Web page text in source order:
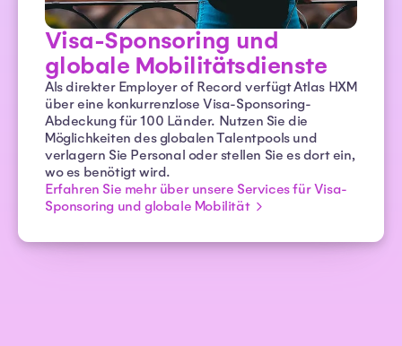
Visa-Sponsoring und
globale Mobilitätsdienste
Als direkter Employer of Record verfügt Atlas HXM
über eine konkurrenzlose Visa-Sponsoring-
Abdeckung für 100 Länder. Nutzen Sie die
Möglichkeiten des globalen Talentpools und
verlagern Sie Personal oder stellen Sie es dort ein,
wo es benötigt wird.
Erfahren Sie mehr über unsere Services für Visa-
Sponsoring und globale Mobilität